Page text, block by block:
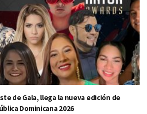
de Gala, llega la nueva edición de
Dominicana 2026